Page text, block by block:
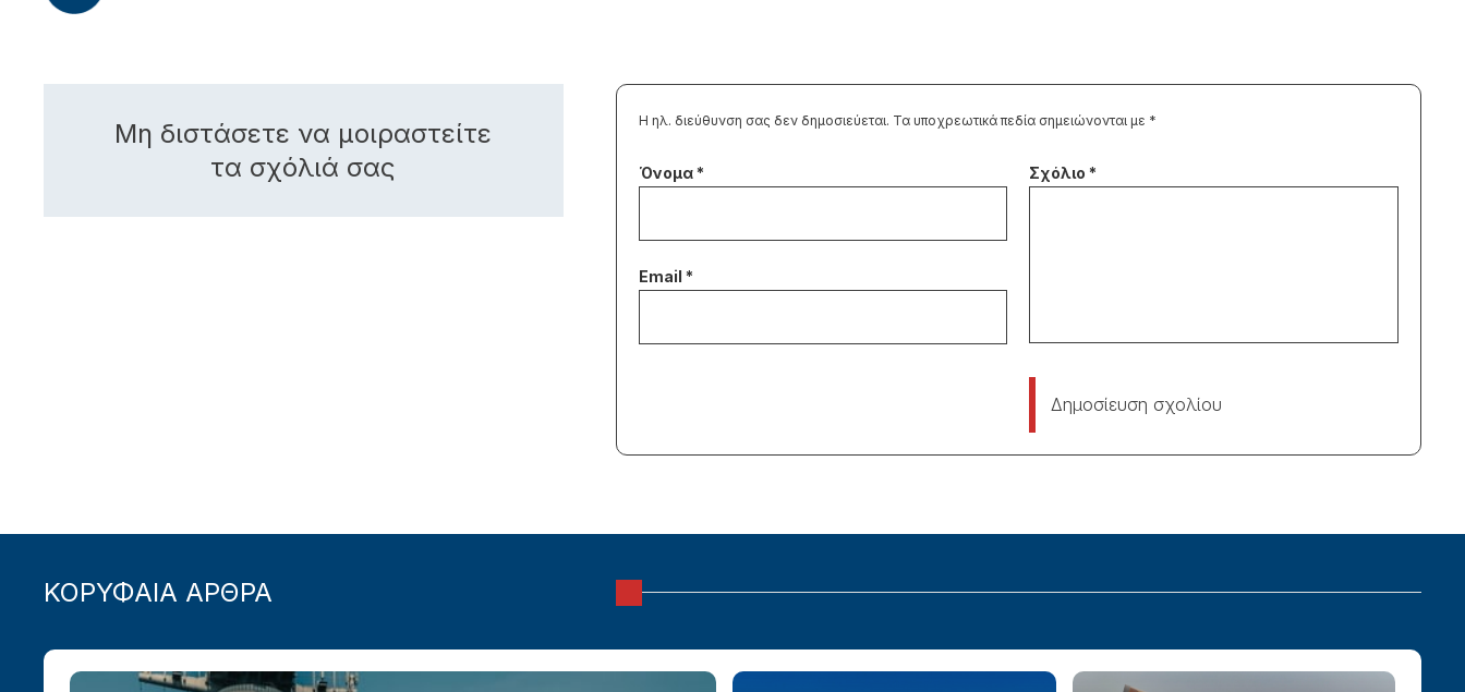
Μη διστάσετε να μοιραστείτε
τα σχόλιά σας
Η ηλ. διεύθυνση σας δεν δημοσιεύεται. Τα υποχρεωτικά πεδία σημειώνονται με *
Δημοσίευση σχολίου
ΚΟΡΥΦΑΙΑ ΑΡΘΡΑ